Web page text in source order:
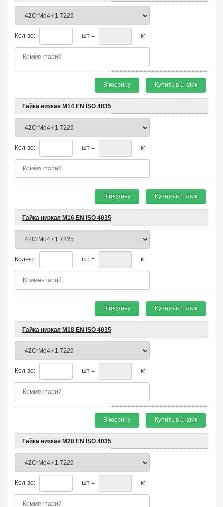
Кол-во: шт = кг
В корзину Купить в 1 клик
Гайка низкая М14 EN ISO 4035
Кол-во: шт = кг
В корзину Купить в 1 клик
Гайка низкая М16 EN ISO 4035
Кол-во: шт = кг
В корзину Купить в 1 клик
Гайка низкая М18 EN ISO 4035
Кол-во: шт = кг
В корзину Купить в 1 клик
Гайка низкая М20 EN ISO 4035
Кол-во: шт = кг